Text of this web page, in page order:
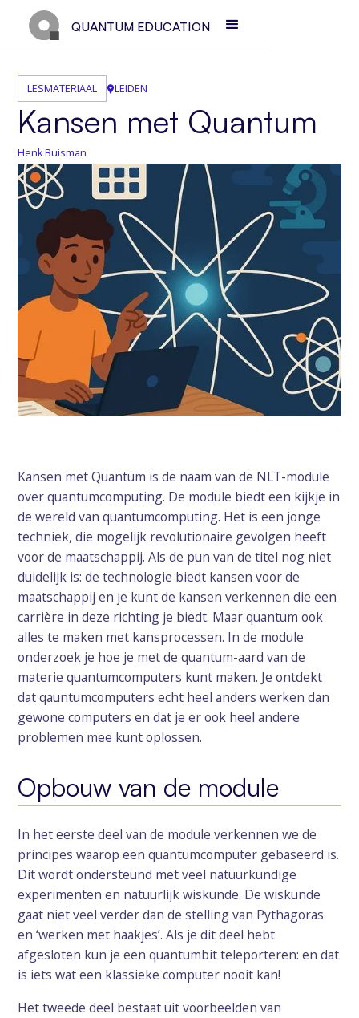
QUANTUM EDUCATION
LESMATERIAAL LEIDEN
Kansen met Quantum
Henk Buisman
Kansen met Quantum is de naam van de NLT-module
over quantumcomputing. De module biedt een kijkje in
de wereld van quantumcomputing. Het is een jonge
techniek, die mogelijk revolutionaire gevolgen heeft
voor de maatschappij. Als de pun van de titel nog niet
duidelijk is: de technologie biedt kansen voor de
maatschappij en je kunt de kansen verkennen die een
carrière in deze richting je biedt. Maar quantum ook
alles te maken met kansprocessen. In de module
onderzoek je hoe je met de quantum-aard van de
materie quantumcomputers kunt maken. Je ontdekt
dat qauntumcomputers echt heel anders werken dan
gewone computers en dat je er ook heel andere
problemen mee kunt oplossen.
Opbouw van de module
In het eerste deel van de module verkennen we de
principes waarop een quantumcomputer gebaseerd is.
Dit wordt ondersteund met veel natuurkundige
experimenten en natuurlijk wiskunde. De wiskunde
gaat niet veel verder dan de stelling van Pythagoras
en ‘werken met haakjes’. Als je dit deel hebt
afgesloten kun je een quantumbit teleporteren: en dat
is iets wat een klassieke computer nooit kan!
Het tweede deel bestaat uit voorbeelden van